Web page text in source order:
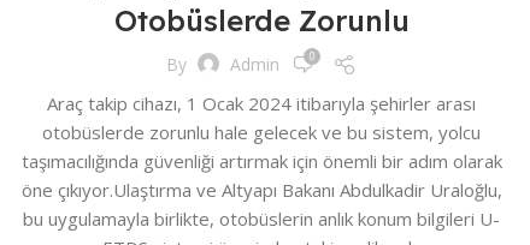
Otobüslerde Zorunlu
By Admin 0
Araç takip cihazı, 1 Ocak 2024 itibarıyla şehirler arası
otobüslerde zorunlu hale gelecek ve bu sistem, yolcu
taşımacılığında güvenliği artırmak için önemli bir adım olarak
öne çıkıyor.Ulaştırma ve Altyapı Bakanı Abdulkadir Uraloğlu,
bu uygulamayla birlikte, otobüslerin anlık konum bilgileri U-